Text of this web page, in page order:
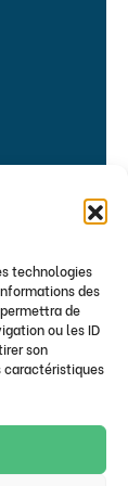
technologies
des
de
ou les ID
son